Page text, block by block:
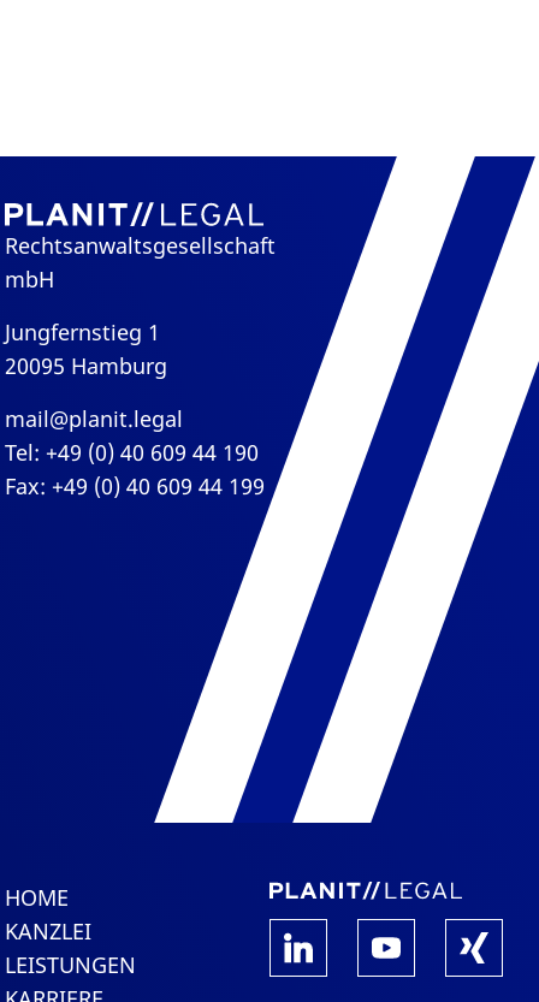
Rechtsanwaltsgesellschaft
mbH
Jungfernstieg 1
20095 Hamburg
mail@planit.legal
Tel: +49 (0) 40 609 44 190
Fax: +49 (0) 40 609 44 199
HOME
KANZLEI
LEISTUNGEN